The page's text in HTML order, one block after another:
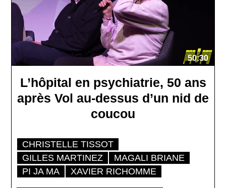
50:30
L’hôpital en psychiatrie, 50 ans
après Vol au-dessus d’un nid de
coucou
CHRISTELLE TISSOT
GILLES MARTINEZ
MAGALI BRIANE
PI JA MA
XAVIER RICHOMME